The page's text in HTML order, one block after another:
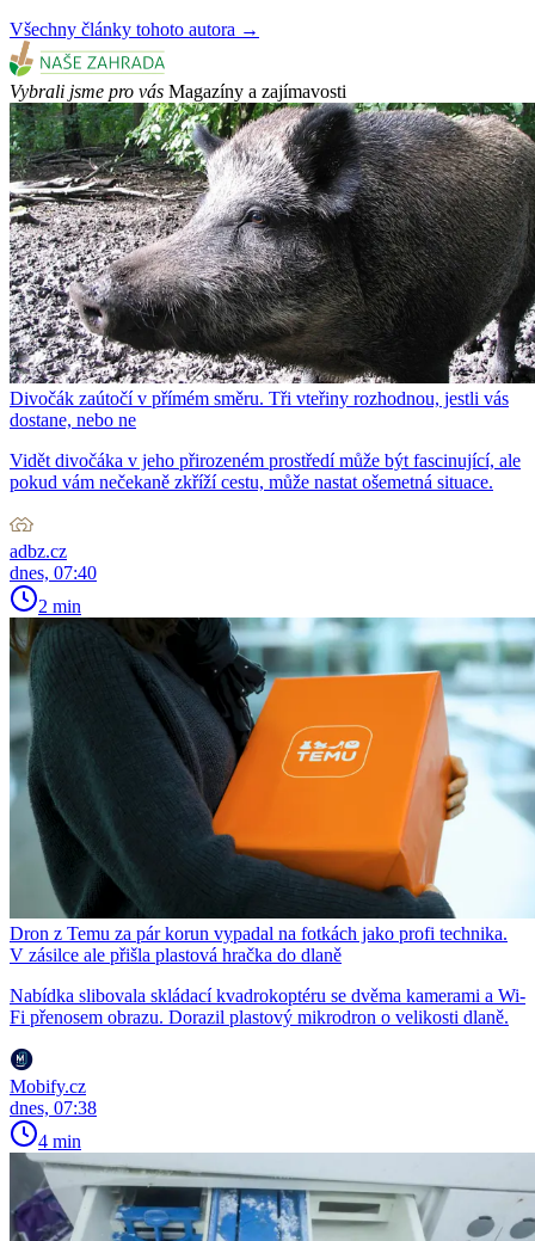
Všechny články tohoto autora →
Vybrali jsme pro vás Magazíny a zajímavosti
Divočák zaútočí v přímém směru. Tři vteřiny rozhodnou, jestli vás
dostane, nebo ne
Vidět divočáka v jeho přirozeném prostředí může být fascinující, ale
pokud vám nečekaně zkříží cestu, může nastat ošemetná situace.
adbz.cz
dnes, 07:40
2 min
Dron z Temu za pár korun vypadal na fotkách jako profi technika.
V zásilce ale přišla plastová hračka do dlaně
Nabídka slibovala skládací kvadrokoptéru se dvěma kamerami a Wi-
Fi přenosem obrazu. Dorazil plastový mikrodron o velikosti dlaně.
Mobify.cz
dnes, 07:38
4 min